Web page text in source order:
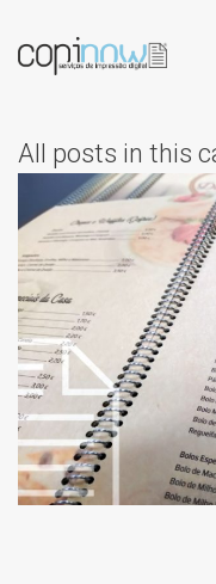
All posts in this
DO